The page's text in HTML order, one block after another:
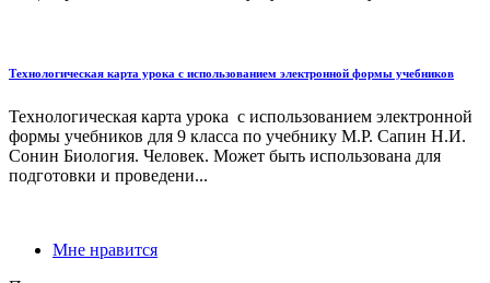
Технологическая карта урока с использованием электронной формы учебников
Технологическая карта урока с использованием электронной
формы учебников для 9 класса по учебнику М.Р. Сапин Н.И.
Сонин Биология. Человек. Может быть использована для
подготовки и проведени...
Мне нравится